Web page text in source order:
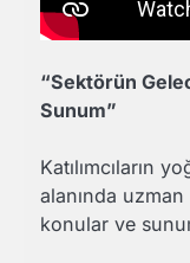
“Sektörün
Sunum”
Katılımcıların
alanında
konular ve